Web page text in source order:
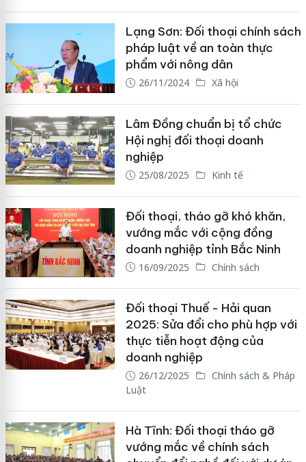
Lạng Sơn: Đối thoại chính sách
pháp luật về an toàn thực
phẩm với nông dân
26/11/2024 Xã hội
Lâm Đồng chuẩn bị tổ chức
Hội nghị đối thoại doanh
nghiệp
25/08/2025 Kinh tế
Đối thoại, tháo gỡ khó khăn,
vướng mắc với cộng đồng
doanh nghiệp tỉnh Bắc Ninh
16/09/2025 Chính sách
Đối thoại Thuế - Hải quan
2025: Sửa đổi cho phù hợp với
thực tiễn hoạt động của
doanh nghiệp
26/12/2025
Chính sách & Pháp
Luật
Hà Tĩnh: Đối thoại tháo gỡ
vướng mắc về chính sách